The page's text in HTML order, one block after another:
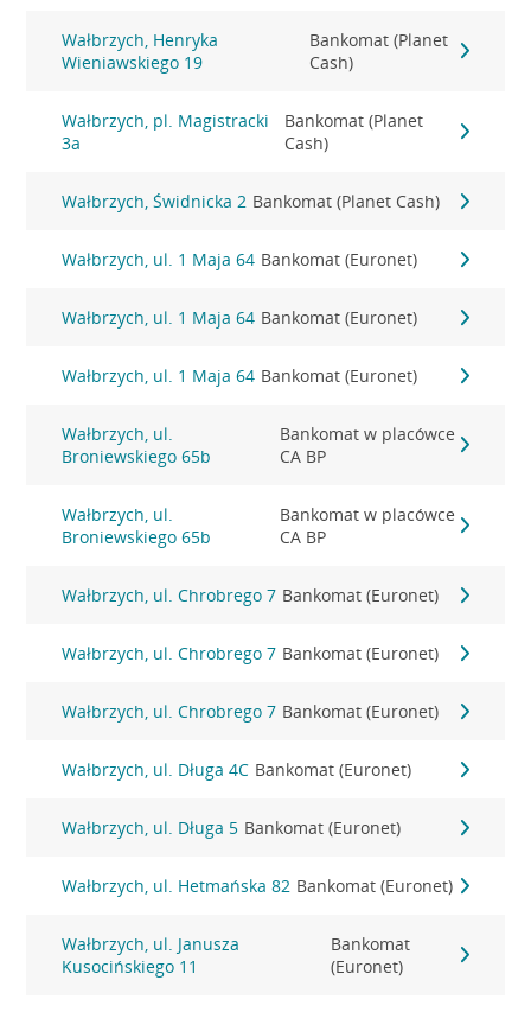
Wałbrzych, Henryka
Wieniawskiego 19
Bankomat (Planet
Cash)
Wałbrzych, pl. Magistracki
3a
Bankomat (Planet
Cash)
Wałbrzych, Świdnicka 2 Bankomat (Planet Cash)
Wałbrzych, ul. 1 Maja 64 Bankomat (Euronet)
Wałbrzych, ul. 1 Maja 64 Bankomat (Euronet)
Wałbrzych, ul. 1 Maja 64 Bankomat (Euronet)
Wałbrzych, ul.
Broniewskiego 65b
Bankomat w placówce
CA BP
Wałbrzych, ul.
Broniewskiego 65b
Bankomat w placówce
CA BP
Wałbrzych, ul. Chrobrego 7 Bankomat (Euronet)
Wałbrzych, ul. Chrobrego 7 Bankomat (Euronet)
Wałbrzych, ul. Chrobrego 7 Bankomat (Euronet)
Wałbrzych, ul. Długa 4C Bankomat (Euronet)
Wałbrzych, ul. Długa 5 Bankomat (Euronet)
Wałbrzych, ul. Hetmańska 82 Bankomat (Euronet)
Wałbrzych, ul. Janusza
Kusocińskiego 11
Bankomat
(Euronet)